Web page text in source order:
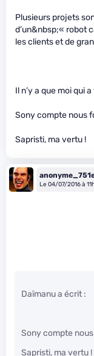
Plusieurs projets
d’un&nbsp;« robot
les clients et de
Il n’y a que moi qui
Sony compte nous
Sapristi, ma vertu !
Le 04/07/2016 à
Daïmanu a écrit :
Sony compte
Sapristi, ma vertu !